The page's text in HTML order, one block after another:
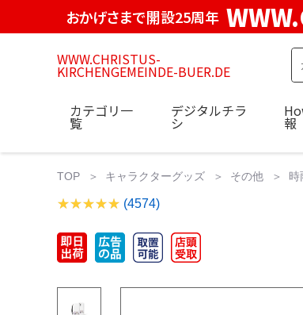
おかげさまで開設25周年
WWW.CHRISTUS-
KIRCHENGEMEINDE-BUER.DE
カテゴリ一
覧
デジタルチラ
シ 報
TOP キャラクターグッズ その他 時
(4574)